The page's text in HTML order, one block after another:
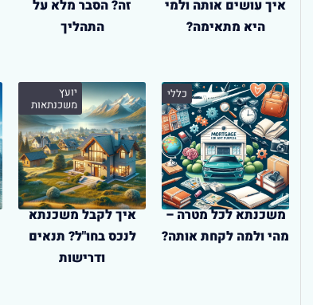
איך עושים אותה ולמי
היא מתאימה?
זה? הסבר מלא על
התהליך
כללי
משכנתא לכל מטרה –
מהי ולמה לקחת אותה?
יועץ
משכנתאות
איך לקבל משכנתא
לנכס בחו"ל? תנאים
ודרישות